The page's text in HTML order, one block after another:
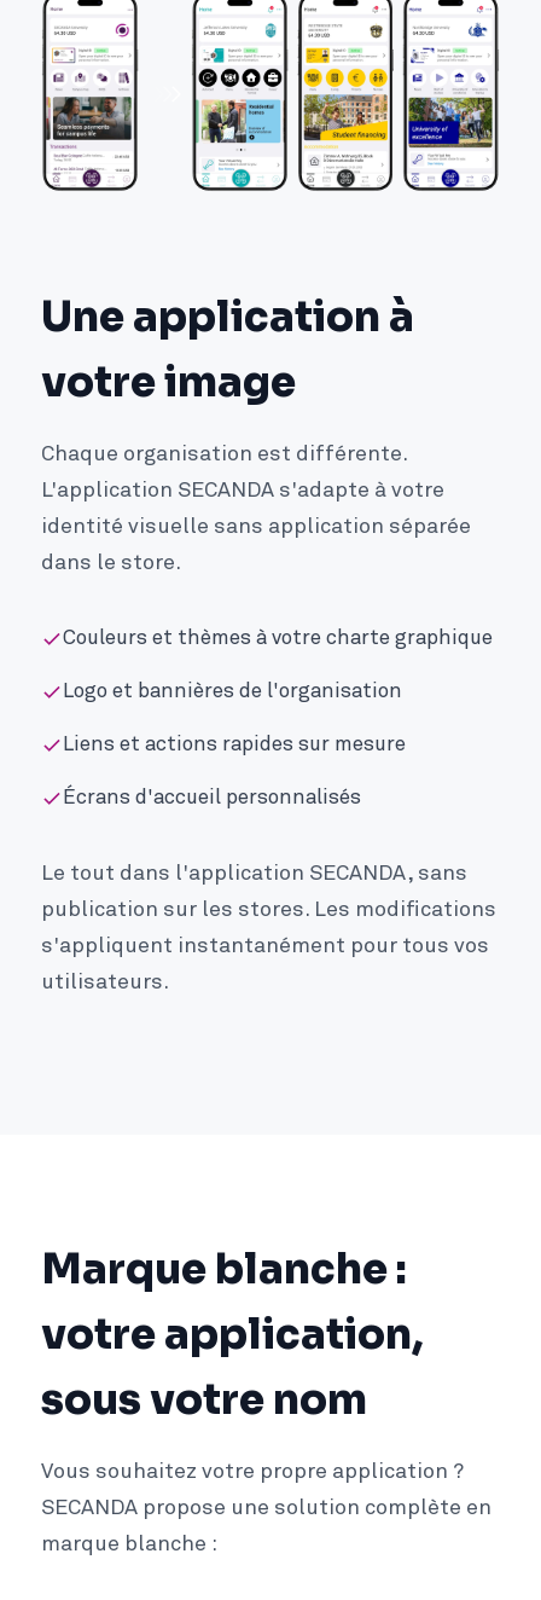
Une application à
votre image
Chaque organisation est différente.
L'application SECANDA s'adapte à votre
identité visuelle sans application séparée
dans le store.
Couleurs et thèmes à votre charte graphique
Logo et bannières de l'organisation
Liens et actions rapides sur mesure
Écrans d'accueil personnalisés
Le tout dans l'application SECANDA, sans
publication sur les stores. Les modifications
s'appliquent instantanément pour tous vos
utilisateurs.
Marque blanche :
votre application,
sous votre nom
Vous souhaitez votre propre application ?
SECANDA propose une solution complète en
marque blanche :